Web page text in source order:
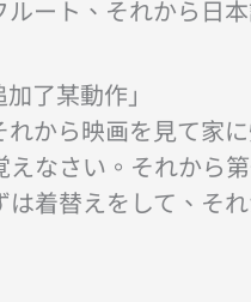
ルート、それから日
了某動作」
れから映画を見て家
えなさい。それから
は着替えをして、そ